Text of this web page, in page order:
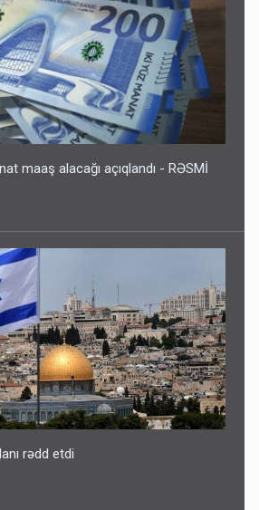
maaş alacağı açıqlandı - RƏSMİ
rədd etdi